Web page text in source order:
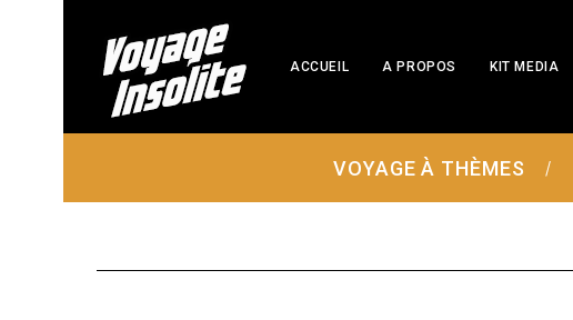
ACCUEIL A PROPOS KIT MEDIA
VOYAGE À THÈMES